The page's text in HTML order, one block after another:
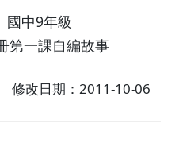
國中9年級
第一課自編故事
修改日期：2011-10-06